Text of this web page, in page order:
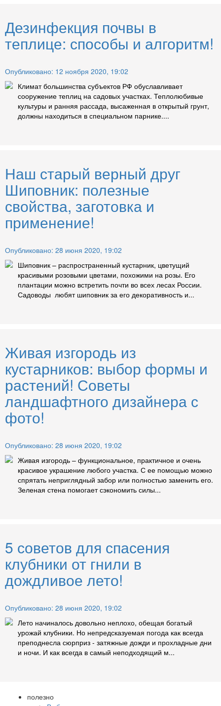
Дезинфекция почвы в
теплице: способы и алгоритм!
Опубликовано: 12 ноября 2020, 19:02
Климат большинства субъектов РФ обуславливает
сооружение теплиц на садовых участках. Теплолюбивые
культуры и ранняя рассада, высаженная в открытый грунт,
должны находиться в специальном парнике....
Наш старый верный друг
Шиповник: полезные
свойства, заготовка и
применение!
Опубликовано: 28 июня 2020, 19:02
Шиповник – распространенный кустарник, цветущий
красивыми розовыми цветами, похожими на розы. Его
плантации можно встретить почти во всех лесах России.
Садоводы любят шиповник за его декоративность и...
Живая изгородь из
кустарников: выбор формы и
растений! Советы
ландшафтного дизайнера с
фото!
Опубликовано: 28 июня 2020, 19:02
Живая изгородь – функциональное, практичное и очень
красивое украшение любого участка. С ее помощью можно
спрятать неприглядный забор или полностью заменить его.
Зеленая стена помогает сэкономить силы...
5 советов для спасения
клубники от гнили в
дождливое лето!
Опубликовано: 28 июня 2020, 19:02
Лето начиналось довольно неплохо, обещая богатый
урожай клубники. Но непредсказуемая погода как всегда
преподнесла сюрприз - затяжные дожди и прохладные дни
и ночи. И как всегда в самый неподходящий м...
полезно